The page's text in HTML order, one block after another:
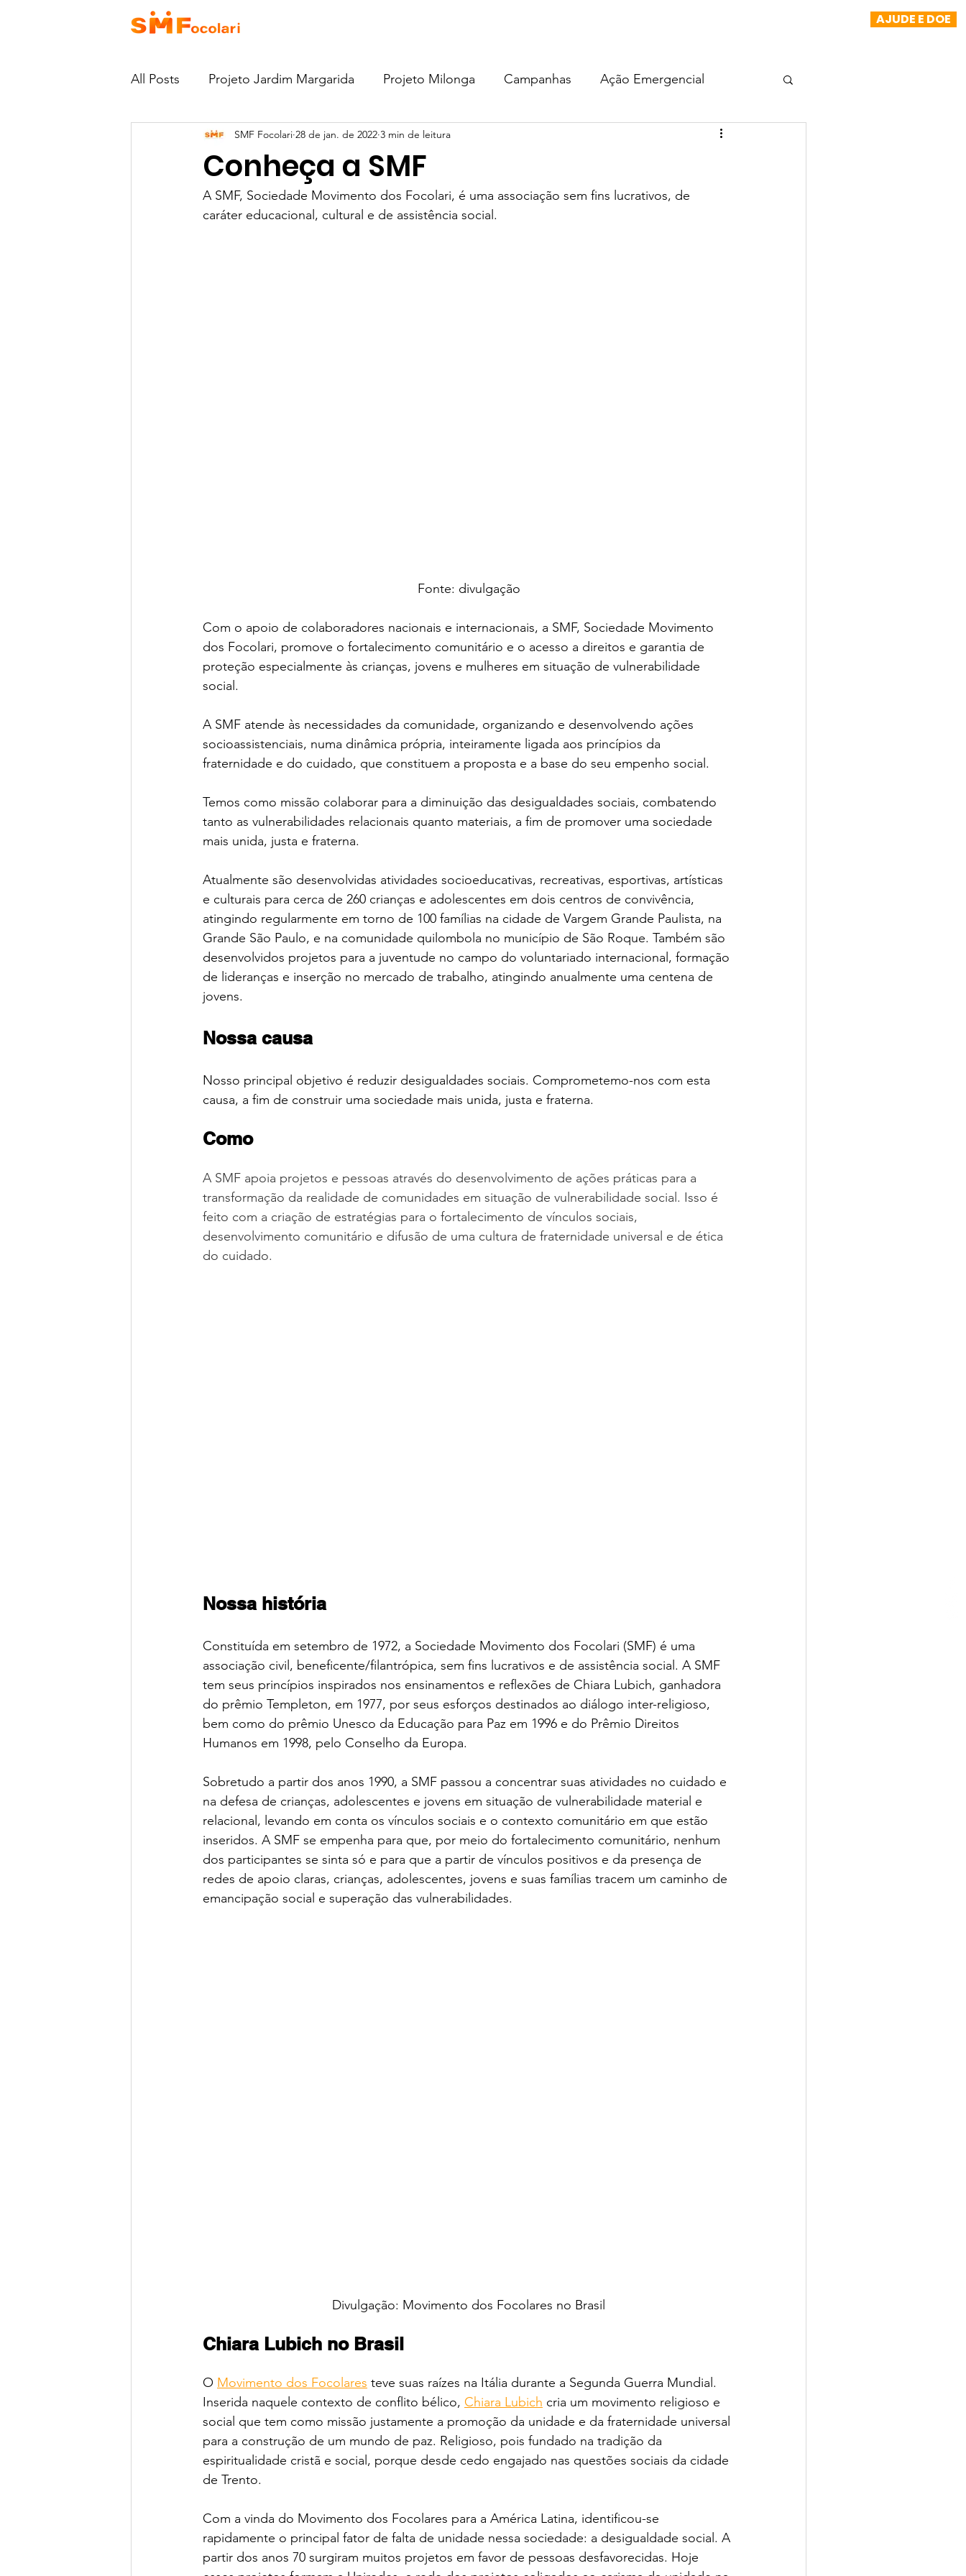
AJUDE E DOE
All Posts Projeto Jardim Margarida Projeto Milonga Campanhas Ação Emergencial
Como Doar Escola EJMU Projeto milONGa Projeto Morada
Notícias Projeto Casa de Acolhida Recomeçar Projeto Sementes do Carmo
Conheça a SMF
SMF Focolari 28 de jan. de 2022 3 min de leitura
A SMF, Sociedade Movimento dos Focolari, é uma associação sem fins lucrativos, de
caráter educacional, cultural e de assistência social.
Fonte: divulgação
Com o apoio de colaboradores nacionais e internacionais, a SMF, Sociedade Movimento
dos Focolari, promove o fortalecimento comunitário e o acesso a direitos e garantia de
proteção especialmente às crianças, jovens e mulheres em situação de vulnerabilidade
social.
A SMF atende às necessidades da comunidade, organizando e desenvolvendo ações
socioassistenciais, numa dinâmica própria, inteiramente ligada aos princípios da
fraternidade e do cuidado, que constituem a proposta e a base do seu empenho social.
Temos como missão colaborar para a diminuição das desigualdades sociais, combatendo
tanto as vulnerabilidades relacionais quanto materiais, a fim de promover uma sociedade
mais unida, justa e fraterna.
​Atualmente são desenvolvidas atividades socioeducativas, recreativas, esportivas, artísticas
e culturais para cerca de 260 crianças e adolescentes em dois centros de convivência,
atingindo regularmente em torno de 100 famílias na cidade de Vargem Grande Paulista, na
Grande São Paulo, e na comunidade quilombola no município de São Roque. Também são
desenvolvidos projetos para a juventude no campo do voluntariado internacional, formação
de lideranças e inserção no mercado de trabalho, atingindo anualmente uma centena de
jovens.
Nossa causa
Nosso principal objetivo é reduzir desigualdades sociais. Comprometemo-nos com esta
causa, a fim de construir uma sociedade mais unida, justa e fraterna.
Como
A SMF apoia projetos e pessoas através do desenvolvimento de ações práticas para a
transformação da realidade de comunidades em situação de vulnerabilidade social. Isso é
feito com a criação de estratégias para o fortalecimento de vínculos sociais,
desenvolvimento comunitário e difusão de uma cultura de fraternidade universal e de ética
do cuidado.
Nossa história
Constituída em setembro de 1972, a Sociedade Movimento dos Focolari (SMF) é uma
associação civil, beneficente/filantrópica, sem fins lucrativos e de assistência social. A SMF
tem seus princípios inspirados nos ensinamentos e reflexões de Chiara Lubich, ganhadora
do prêmio Templeton, em 1977, por seus esforços destinados ao diálogo inter-religioso,
bem como do prêmio Unesco da Educação para Paz em 1996 e do Prêmio Direitos
Humanos em 1998, pelo Conselho da Europa.
Sobretudo a partir dos anos 1990, a SMF passou a concentrar suas atividades no cuidado e
na defesa de crianças, adolescentes e jovens em situação de vulnerabilidade material e
relacional, levando em conta os vínculos sociais e o contexto comunitário em que estão
inseridos. A SMF se empenha para que, por meio do fortalecimento comunitário, nenhum
dos participantes se sinta só e para que a partir de vínculos positivos e da presença de
redes de apoio claras, crianças, adolescentes, jovens e suas famílias tracem um caminho de
emancipação social e superação das vulnerabilidades.
Divulgação: Movimento dos Focolares no Brasil
Chiara Lubich no Brasil
O Movimento dos Focolares teve suas raízes na Itália durante a Segunda Guerra Mundial.
Inserida naquele contexto de conflito bélico, Chiara Lubich cria um movimento religioso e
social que tem como missão justamente a promoção da unidade e da fraternidade universal
para a construção de um mundo de paz. Religioso, pois fundado na tradição da
espiritualidade cristã e social, porque desde cedo engajado nas questões sociais da cidade
de Trento.
Com a vinda do Movimento dos Focolares para a América Latina, identificou-se
rapidamente o principal fator de falta de unidade nessa sociedade: a desigualdade social. A
partir dos anos 70 surgiram muitos projetos em favor de pessoas desfavorecidas. Hoje